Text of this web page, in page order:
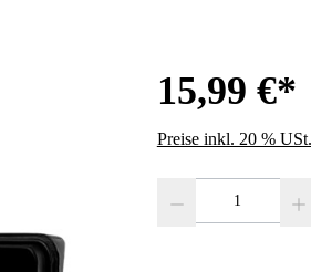
15,99 €*
Preise inkl. 20 %